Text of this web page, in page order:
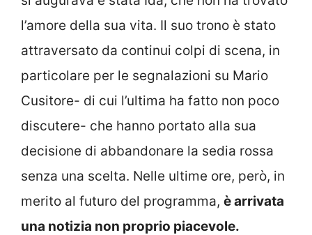
l’amore della sua vita. Il suo trono è stato
attraversato da continui colpi di scena, in
particolare per le segnalazioni su Mario
Cusitore- di cui l’ultima ha fatto non poco
discutere- che hanno portato alla sua
decisione di abbandonare la sedia rossa
senza una scelta. Nelle ultime ore, però, in
merito al futuro del programma, è arrivata
una notizia non proprio piacevole.